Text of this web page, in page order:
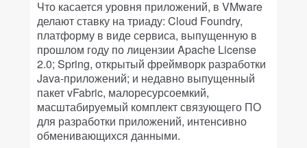
Что касается уровня приложений, в VMware
делают ставку на триаду: Cloud Foundry,
платформу в виде сервиса, выпущенную в
прошлом году по лицензии Apache License
2.0; Spring, открытый фреймворк разработки
Java-приложений; и недавно выпущенный
пакет vFabric, малоресурсоемкий,
масштабируемый комплект связующего ПО
для разработки приложений, интенсивно
обменивающихся данными.